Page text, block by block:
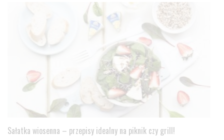
Sałatka wiosenna – przepisy idealny na piknik czy grill!